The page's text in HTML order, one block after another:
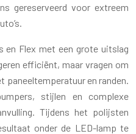
gereserveerd voor extreem
en Flex met een grote uitslag
efficiënt, maar vragen om
paneeltemperatuur en randen.
stijlen en complexe
Tijdens het polijsten
onder de LED-lamp te